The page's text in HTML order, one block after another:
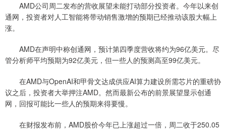
AMD公司周二发布的营收展望未能打动部分投资者。今年以来创
通网，投资者对人工智能将带动销售激增的预期已经推动该股大幅上
涨。
AMD在声明中称创通网，预计第四季度营收将约为96亿美元。尽
管分析师平均预期为92亿美元，但一些人的预测高至99亿美元。
在AMD与OpenAI和甲骨文达成供应AI算力建设所需芯片的重磅协
议之后，投资者大举押注AMD。然而最新公布的前景展望显示创通
网，回报可能比一些人的预期来得要慢。
在财报发布前，AMD股价今年已上涨超过一倍，周二收于250.05